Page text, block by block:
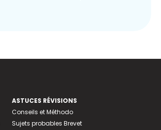
ASTUCES RÉVISIONS
Conseils et Méthodo
Sujets probables Brevet